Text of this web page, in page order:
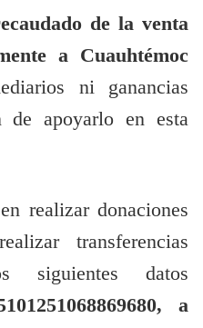
de la venta
a Cuauhtémoc
ni ganancias
de apoyarlo en esta
realizar donaciones
transferencias
siguientes datos
a